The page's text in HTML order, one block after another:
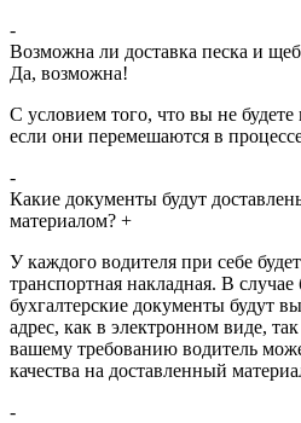
-
Возможна ли доставка песка и
Да, возможна!
С условием того, что вы не будете
если они перемешаются в
-
Какие документы будут
материалом? +
У каждого водителя при себе
транспортная накладная. В случае
бухгалтерские документы будут
адрес, как в электронном виде,
вашему требованию водитель
качества на доставленный
-